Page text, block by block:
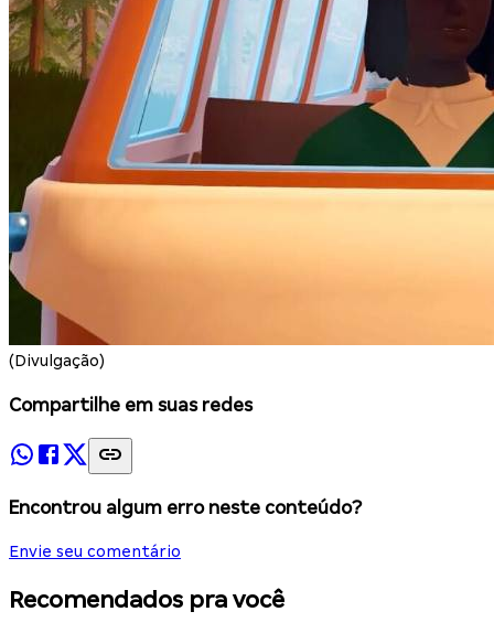
(Divulgação)
Compartilhe em suas redes
Encontrou algum erro neste conteúdo?
Envie seu comentário
Recomendados pra você